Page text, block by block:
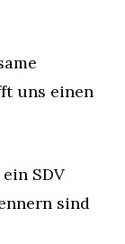
uns einen
SDV
sind